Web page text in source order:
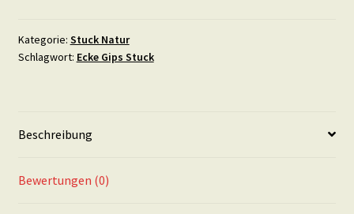
10
X
Kategorie: Stuck Natur
Schlagwort: Ecke Gips Stuck
Beschreibung
Bewertungen (0)